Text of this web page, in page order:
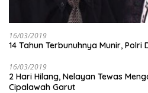
16/03/2019
14 Tahun Terbunuhnya Munir, Polri
16/03/2019
2 Hari Hilang, Nelayan Tewas
Cipalawah Garut